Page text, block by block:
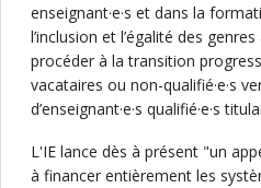
enseignant·e·s et dans la
l’inclusion et l’égalité des
procéder à la transition
vacataires ou non-qualifié·e·s
d’enseignant·e·s qualifié·e·s
L'IE lance dès à présent "un
à financer entièrement les